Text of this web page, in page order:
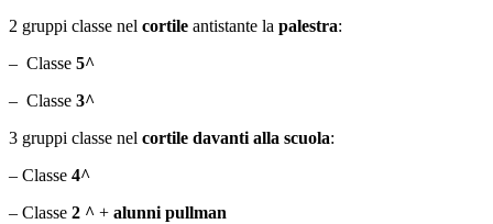
2 gruppi classe nel cortile antistante la palestra:
– Classe 5^
– Classe 3^
3 gruppi classe nel cortile davanti alla scuola:
– Classe 4^
– Classe 2 ^ + alunni pullman